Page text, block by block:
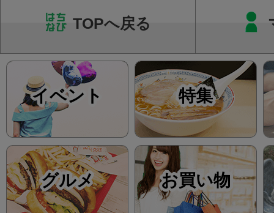
TOPへ戻る
イベント 特集
グルメ お買い物